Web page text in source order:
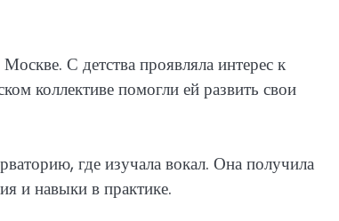
С детства проявляла интерес к
коллективе помогли ей развить свои
где изучала вокал. Она получила
и навыки в практике.